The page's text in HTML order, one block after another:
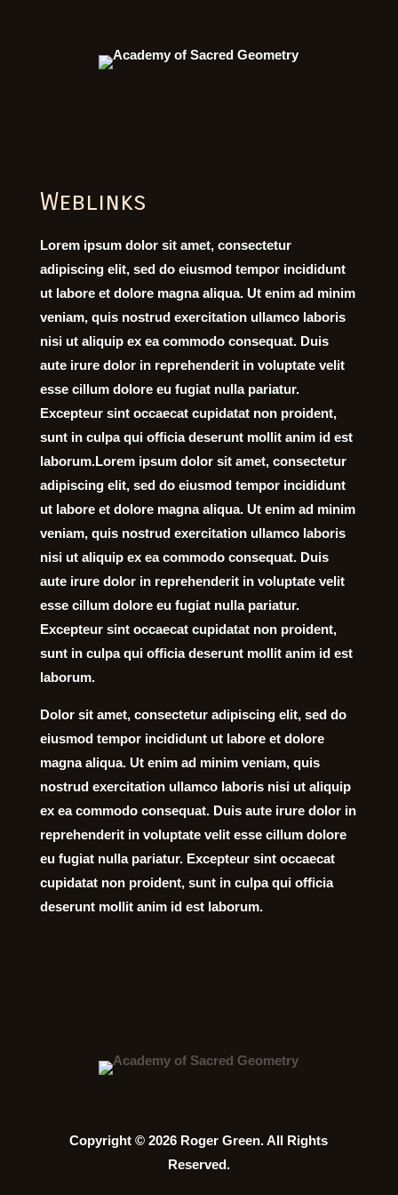
Weblinks
Lorem ipsum dolor sit amet, consectetur
adipiscing elit, sed do eiusmod tempor incididunt
ut labore et dolore magna aliqua. Ut enim ad minim
veniam, quis nostrud exercitation ullamco laboris
nisi ut aliquip ex ea commodo consequat. Duis
aute irure dolor in reprehenderit in voluptate velit
esse cillum dolore eu fugiat nulla pariatur.
Excepteur sint occaecat cupidatat non proident,
sunt in culpa qui officia deserunt mollit anim id est
laborum.Lorem ipsum dolor sit amet, consectetur
adipiscing elit, sed do eiusmod tempor incididunt
ut labore et dolore magna aliqua. Ut enim ad minim
veniam, quis nostrud exercitation ullamco laboris
nisi ut aliquip ex ea commodo consequat. Duis
aute irure dolor in reprehenderit in voluptate velit
esse cillum dolore eu fugiat nulla pariatur.
Excepteur sint occaecat cupidatat non proident,
sunt in culpa qui officia deserunt mollit anim id est
laborum.
Dolor sit amet, consectetur adipiscing elit, sed do
eiusmod tempor incididunt ut labore et dolore
magna aliqua. Ut enim ad minim veniam, quis
nostrud exercitation ullamco laboris nisi ut aliquip
ex ea commodo consequat. Duis aute irure dolor in
reprehenderit in voluptate velit esse cillum dolore
eu fugiat nulla pariatur. Excepteur sint occaecat
cupidatat non proident, sunt in culpa qui officia
deserunt mollit anim id est laborum.
Copyright © 2026 Roger Green. All Rights
Reserved.